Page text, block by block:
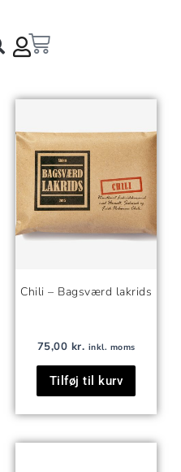
Kurv
Chili – Bagsværd lakrids
75,00 kr. inkl. moms
Tilføj til kurv